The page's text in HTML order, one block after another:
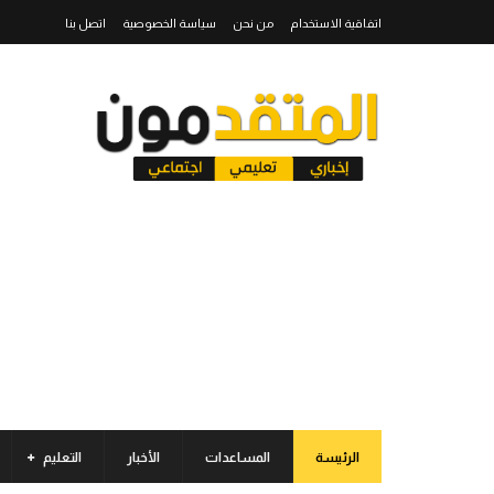
اتفاقية الاستخدام من نحن سياسة الخصوصية اتصل بنا
الرئيسة المساعدات الأخبار التعليم